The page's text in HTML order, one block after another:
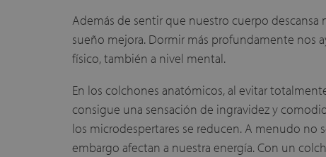
Además de sentir que nuestro cuerpo
sueño mejora. Dormir más profundamente nos
físico, también a nivel mental.
En los colchones anatómicos, al evitar
consigue una sensación de ingravidez y
los microdespertares se reducen. A menudo no
embargo afectan a nuestra energía. Con un